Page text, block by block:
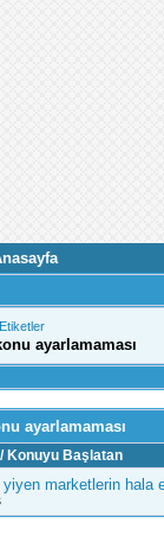
Etiketler
ayarlamaması
ayarlamaması
Konuyu Başlatan
marketlerin hala